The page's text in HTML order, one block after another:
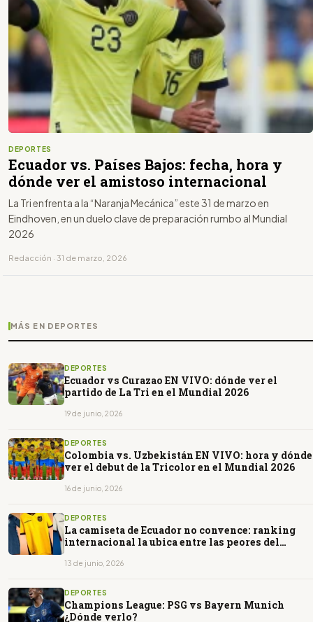
DEPORTES
Ecuador vs. Países Bajos: fecha, hora y
dónde ver el amistoso internacional
La Tri enfrenta a la “Naranja Mecánica” este 31 de marzo en
Eindhoven, en un duelo clave de preparación rumbo al Mundial
2026
Redacción · 31 de marzo, 2026
MÁS EN DEPORTES
DEPORTES
Ecuador vs Curazao EN VIVO: dónde ver el
partido de La Tri en el Mundial 2026
19 de junio, 2026
DEPORTES
Colombia vs. Uzbekistán EN VIVO: hora y dónde
ver el debut de la Tricolor en el Mundial 2026
16 de junio, 2026
DEPORTES
La camiseta de Ecuador no convence: ranking
internacional la ubica entre las peores del
13 de junio, 2026
DEPORTES
Champions League: PSG vs Bayern Munich
¿Dónde verlo?